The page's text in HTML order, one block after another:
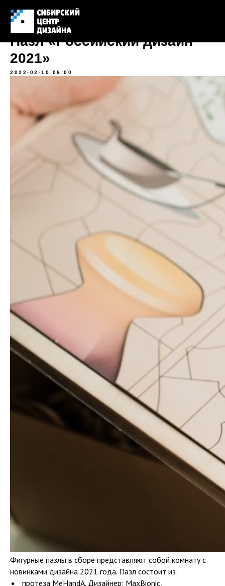
Пазл «Российский дизайн
2021»
2022-02-10 06:00
Фигурные пазлы в сборе представляют собой комнату с
новинками дизайна 2021 года. Пазл состоит из:
протеза MeHandA. Дизайнер: MaxBionic,